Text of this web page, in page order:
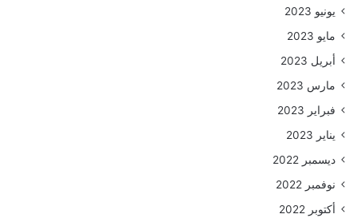
يونيو 2023
مايو 2023
أبريل 2023
مارس 2023
فبراير 2023
يناير 2023
ديسمبر 2022
نوفمبر 2022
أكتوبر 2022